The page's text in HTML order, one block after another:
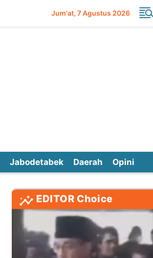
Jum'at 7 Agustus 2026
Jabodetabek Daerah Opini
EDITOR Choice